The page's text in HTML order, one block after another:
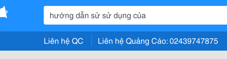
Liên hệ QC Liên hệ Quảng Cáo: 02439747875